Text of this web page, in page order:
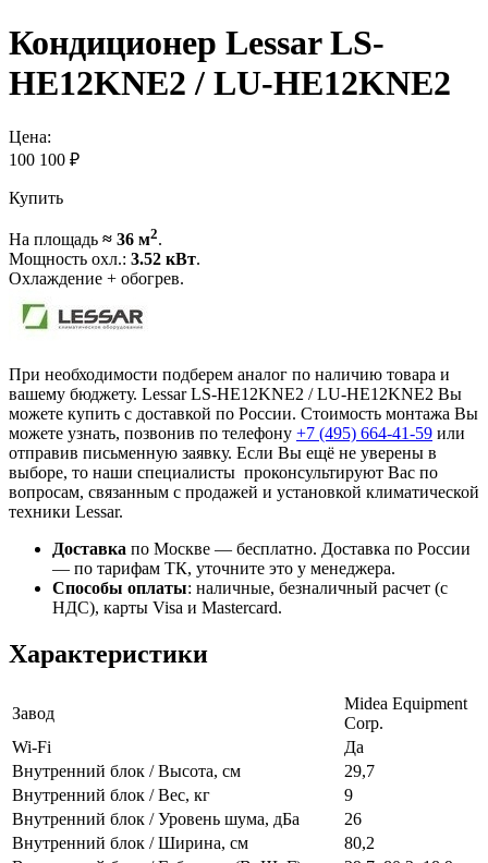
Кондиционер Lessar LS-
HE12KNE2 / LU-HE12KNE2
Цена:
100 100 ₽
Купить
На площадь ≈ 36 м2.
Мощность охл.: 3.52 кВт.
Охлаждение + обогрев.
При необходимости подберем аналог по наличию товара и
вашему бюджету. Lessar LS-HE12KNE2 / LU-HE12KNE2 Вы
можете купить с доставкой по России. Стоимость монтажа Вы
можете узнать, позвонив по телефону +7 (495) 664-41-59 или
отправив письменную заявку. Если Вы ещё не уверены в
выборе, то наши специалисты проконсультируют Вас по
вопросам, связанным с продажей и установкой климатической
техники Lessar.
Доставка по Москве — бесплатно. Доставка по России
— по тарифам ТК, уточните это у менеджера.
Способы оплаты: наличные, безналичный расчет (с
НДС), карты Visa и Mastercard.
Характеристики
Завод
Midea Equipment
Corp.
Wi-Fi
Да
Внутренний блок / Высота, см
29,7
Внутренний блок / Вес, кг
9
Внутренний блок / Уровень шума, дБа
26
Внутренний блок / Ширина, см
80,2